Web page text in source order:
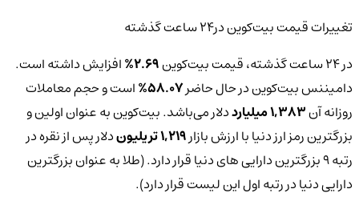
تغییرات قیمت بیت‌کوین‌ در24 ساعت گذشته
در 24 ساعت گذشته، قیمت بیت‌کوین
2.69% افزایش داشته است.
دامیننس بیت‌کوین در حال حاضر58.07% است و حجم معاملات
روزانه آن1,383 میلیارد
دلار می‌باشد. بیت‌کوین به عنوان اولین و
بزرگترین رمز ارز دنیا با ارزش بازار1,219 تریلیون
دلار پس از نقره در
رتبه 9 بزرگترین دارایی های دنیا قرار دارد. (طلا به عنوان بزرگترین
دارایی دنیا در رتبه اول این لیست قرار دارد).